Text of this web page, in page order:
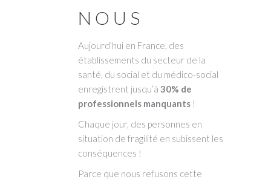
NOUS
Aujourd’hui en France, des
établissements du secteur de la
santé, du social et du médico-social
enregistrent jusqu’à 30% de
professionnels manquants !
Chaque jour, des personnes en
situation de fragilité en subissent les
conséquences !
Parce que nous refusons cette